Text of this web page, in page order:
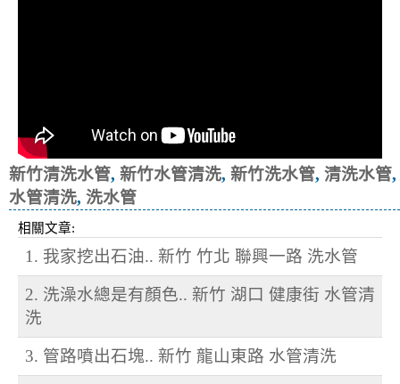
新竹清洗水管, 新竹水管清洗, 新竹洗水管, 清洗水管,
水管清洗, 洗水管
相關文章:
1. 我家挖出石油.. 新竹 竹北 聯興一路 洗水管
2. 洗澡水總是有顏色.. 新竹 湖口 健康街 水管清
洗
3. 管路噴出石塊.. 新竹 龍山東路 水管清洗